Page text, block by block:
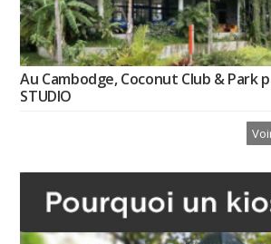
Au Cambodge, Coconut Club & Park
STUDIO